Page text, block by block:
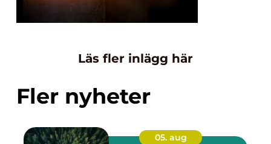
Läs fler inlägg här
Fler nyheter
05. aug